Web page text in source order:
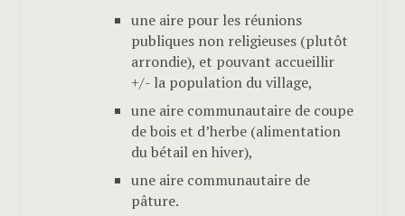
une aire pour les réunions
publiques non religieuses (plutôt
arrondie), et pouvant accueillir
+/- la population du village,
une aire communautaire de coupe
de bois et d’herbe (alimentation
du bétail en hiver),
une aire communautaire de
pâture.